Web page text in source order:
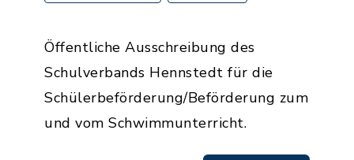
Öffentliche Ausschreibung des
Schulverbands Hennstedt für die
Schülerbeförderung/Beförderung zum
und vom Schwimmunterricht.